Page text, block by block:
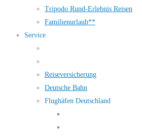
Tripodo Rund-Erlebnis Reisen
Familienurlaub**
Service
Reiseversicherung
Deutsche Bahn
Flughäfen Deutschland